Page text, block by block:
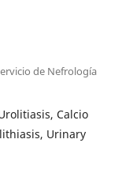
de Nefrología
Calcio
Urinary